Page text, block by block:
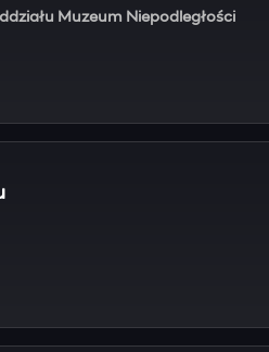
Muzeum Niepodległości